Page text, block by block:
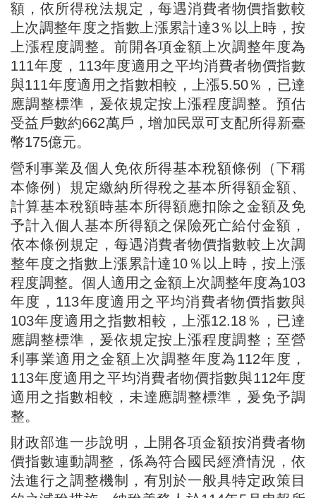
額，依所得稅法規定，每遇消費者物價指數較
上次調整年度之指數上漲累計達3％以上時，按
上漲程度調整。前開各項金額上次調整年度為
111年度，113年度適用之平均消費者物價指數
與111年度適用之指數相較，上漲5.50％，已達
應調整標準，爰依規定按上漲程度調整。預估
受益戶數約662萬戶，增加民眾可支配所得新臺
幣175億元。
營利事業及個人免依所得基本稅額條例（下稱
本條例）規定繳納所得稅之基本所得額金額、
計算基本稅額時基本所得額應扣除之金額及免
予計入個人基本所得額之保險死亡給付金額，
依本條例規定，每遇消費者物價指數較上次調
整年度之指數上漲累計達10％以上時，按上漲
程度調整。個人適用之金額上次調整年度為103
年度，113年度適用之平均消費者物價指數與
103年度適用之指數相較，上漲12.18％，已達
應調整標準，爰依規定按上漲程度調整；至營
利事業適用之金額上次調整年度為112年度，
113年度適用之平均消費者物價指數與112年度
適用之指數相較，未達應調整標準，爰免予調
整。
財政部進一步說明，上開各項金額按消費者物
價指數連動調整，係為符合國民經濟情況，依
法進行之調整機制，有別於一般具特定政策目